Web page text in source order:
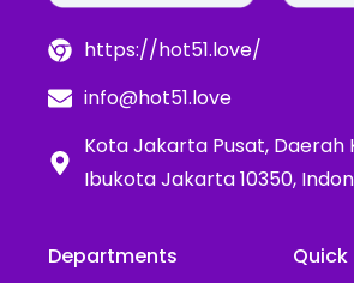
https://hot51.love/
info@hot51.love
Kota Jakarta Pusat, Daerah
Ibukota Jakarta 10350,
Departments Quick